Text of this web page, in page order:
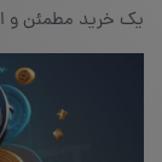
یک خرید مطمئن و